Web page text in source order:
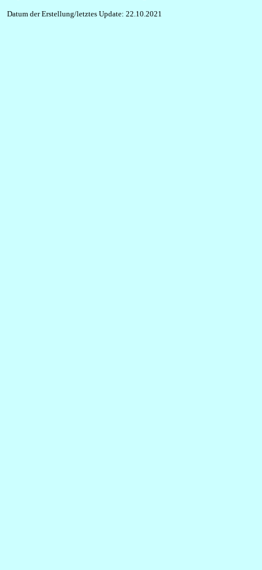
Datum der Erstellung/letztes Update: 22.10.2021